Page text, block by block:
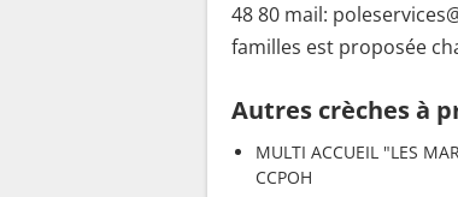
48 80 mail:
familles est proposée
Autres crèches à
MULTI ACCUEIL "LES
CCPOH